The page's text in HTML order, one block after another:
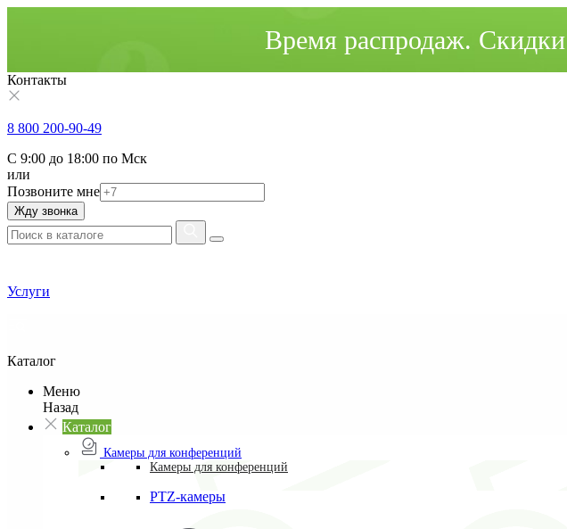
Время распродаж.
Контакты
8 800 200-90-49
С 9:00 до 18:00 по Мск
или
Позвоните мне
Жду звонка
Услуги
Каталог
Меню
Назад
Каталог
Камеры для конференций
Камеры для конференций
PTZ-камеры